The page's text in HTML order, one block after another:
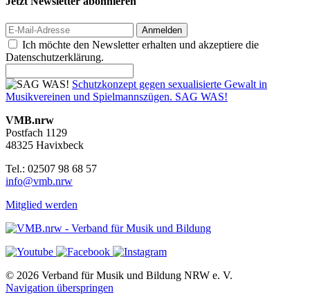
Anmelden
Ich möchte den Newsletter erhalten und akzeptiere die
Datenschutzerklärung.
Schutzkonzept gegen sexualisierte Gewalt in
Musikvereinen und Spielmannszügen. SAG WAS!
VMB.nrw
Postfach 1129
48325 Havixbeck
Tel.: 02507 98 68 57
info@vmb.nrw
Mitglied werden
© 2026 Verband für Musik und Bildung NRW e. V.
Navigation überspringen